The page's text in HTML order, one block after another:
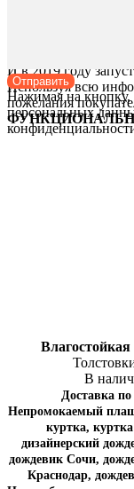
Далее,
это дождевики
который
И в 2019 году
Используя всю
пожелания
Отправить
Нажимая на кнопку,
персональных
Влагостойкая
В
Доставка
Непромокаемый
куртка,
дизайнерский
дождевик Сочи,
Краснодар,